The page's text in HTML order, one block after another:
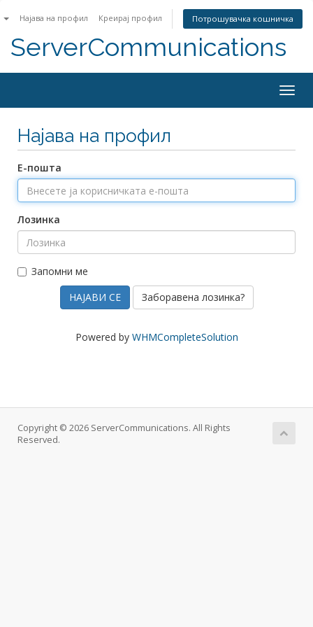
Најава на профил Креирај профил Потрошувачка кошничка
ServerCommunications
Најава на профил
Е-пошта
Лозинка
Запомни ме
Заборавена лозинка?
Powered by WHMCompleteSolution
Copyright © 2026 ServerCommunications. All Rights
Reserved.